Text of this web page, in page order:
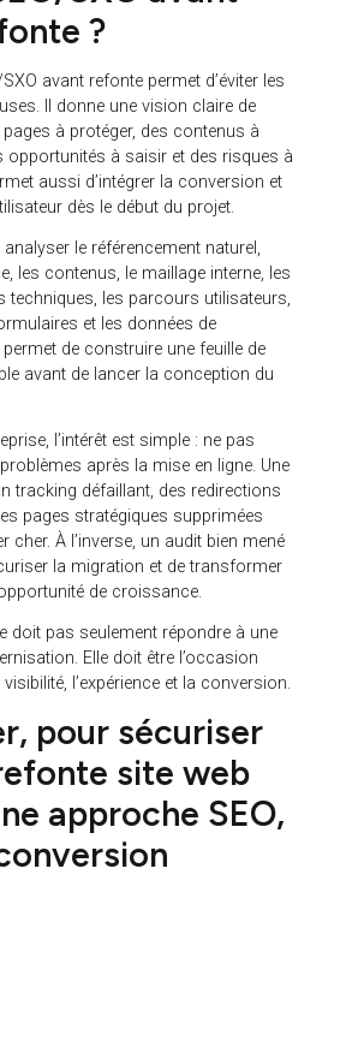
“noindex” oubliée sur un
de préproduction peut empêcher
du nouveau site si elle est conservée
en ligne, le travail continue. Il faut
erreurs 404, les redirections,
les positions SEO, le trafic organique,
Console et les outils analytics.
n’est pas seulement une mise
une transition maîtrisée avant,
la migration.
indicateurs suivre
une refonte ?
site web, il est important de
indicateurs pour mesurer l’impact
Le trafic organique reste un indicateur
être analysé avec nuance. Une
peut survenir après une migration,
forte et durable doit alerter.
suivre l’évolution des positions
mots-clés stratégiques, le nombre de
les impressions dans Google
les clics organiques, les erreurs
les conversions, les formulaires
clics sur les CTA, les appels entrants,
ou les demandes de devis.